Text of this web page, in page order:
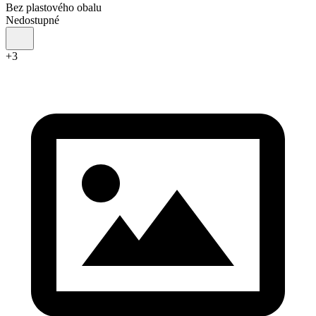
Bez plastového obalu
Nedostupné
+3